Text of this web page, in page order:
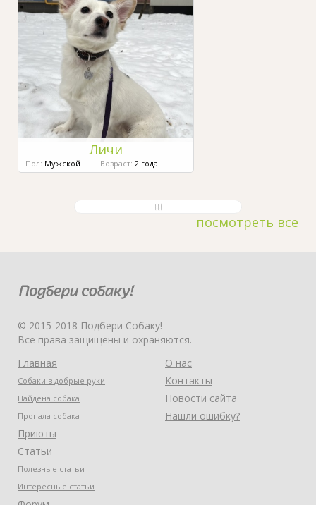
Личи
Пол: Мужской Возраст: 2 года
посмотреть все
© 2015-2018 Подбери Собаку!
Все права защищены и охраняются.
Главная
Собаки в добрые руки
Найдена собака
Пропала собака
Приюты
Статьи
Полезные статьи
Интересные статьи
О нас
Контакты
Новости сайта
Нашли ошибку?